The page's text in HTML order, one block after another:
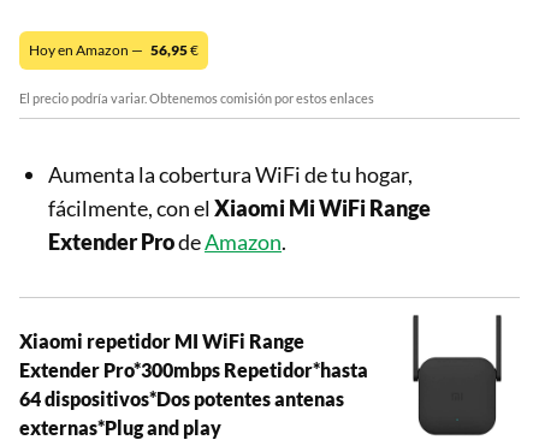
Hoy en Amazon — 56,95€
El precio podría variar. Obtenemos comisión por estos enlaces
Aumenta la cobertura WiFi de tu hogar,
fácilmente, con el Xiaomi Mi WiFi Range
Extender ProdeAmazon.
Xiaomi repetidor MI WiFi Range
Extender Pro*300mbps Repetidor*hasta
64 dispositivos*Dos potentes antenas
externas*Plug and play